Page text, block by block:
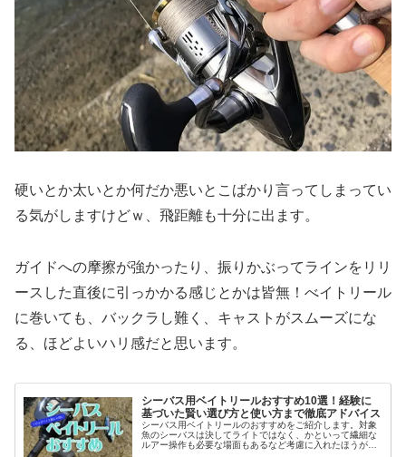
硬いとか太いとか何だか悪いとこばかり言ってしまってい
る気がしますけどｗ、飛距離も十分に出ます。
ガイドへの摩擦が強かったり、振りかぶってラインをリリ
ースした直後に引っかかる感じとかは皆無！べイトリール
に巻いても、バックラし難く、キャストがスムーズにな
る、ほどよいハリ感だと思います。
シーバス用ベイトリールおすすめ10選！経験に
基づいた賢い選び方と使い方まで徹底アドバイス
シーバス用ベイトリールのおすすめをご紹介します。対象
魚のシーバスは決してライトではなく、かといって繊細な
ルアー操作も必要な場面もあるなど考慮に入れたほうがい